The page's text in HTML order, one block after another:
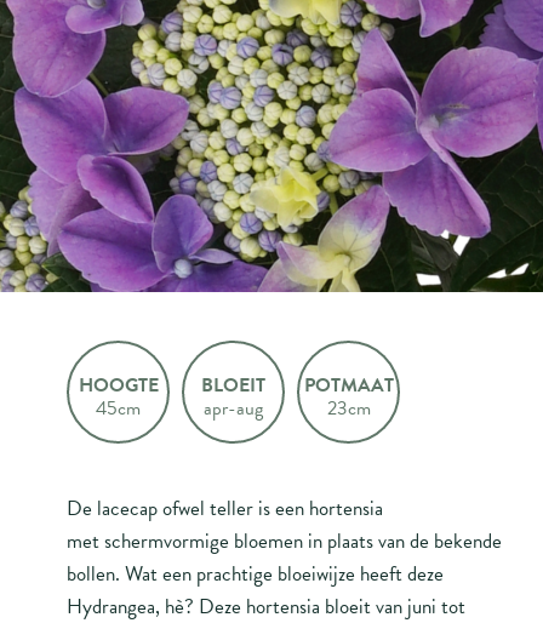
HOOGTE
45cm
BLOEIT
apr-aug
POTMAAT
23cm
De lacecap ofwel teller is een hortensia
met schermvormige bloemen in plaats van de bekende
bollen. Wat een prachtige bloeiwijze heeft deze
Hydrangea, hè? Deze hortensia bloeit van juni tot